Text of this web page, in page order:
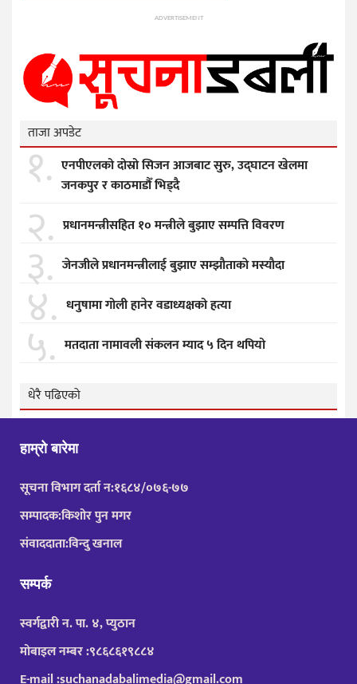
ADVERTISEMENT
ताजा अपडेट
१. एनपीएलको दोस्रो सिजन आजबाट सुरु, उद्घाटन खेलमा
जनकपुर र काठमाडौँ भिड्दै
२. प्रधानमन्त्रीसहित १० मन्त्रीले बुझाए सम्पत्ति विवरण
३. जेनजीले प्रधानमन्त्रीलाई बुझाए सम्झाैताकाे मस्याैदा
४. धनुषामा गोली हानेर वडाध्यक्षको हत्या
५. मतदाता नामावली संकलन म्याद ५ दिन थपियो
धेरै पढिएको
हाम्रो बारेमा
सूचना विभाग दर्ता न:१६८४/०७६-७७
सम्पादक:किशोर पुन मगर
संवाददाता:विन्दु खनाल
सम्पर्क
स्वर्गद्वारी न. पा. ४, प्युठान
मोबाइल नम्बर :९८६८६१९८८४
E-mail :suchanadabalimedia@gmail.com